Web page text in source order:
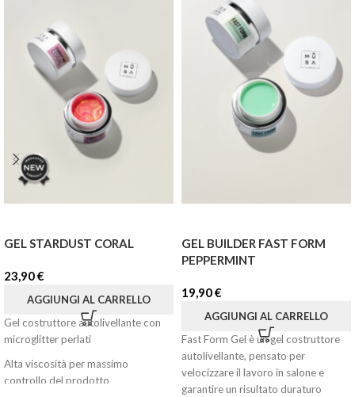
GEL STARDUST CORAL
23,90€
AGGIUNGI AL CARRELLO
Gel costruttore autolivellante con
microglitter perlati
Alta viscosità per massimo
controllo del prodotto
GEL BUILDER FAST FORM
PEPPERMINT
19,90€
AGGIUNGI AL CARRELLO
Fast Form Gel è un gel costruttore
autolivellante, pensato per
velocizzare il lavoro in salone e
garantire un risultato duraturo